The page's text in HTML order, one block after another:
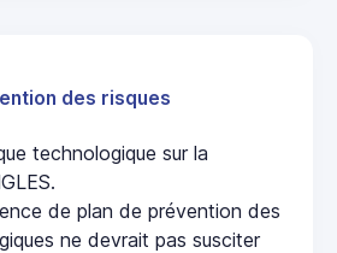
des risques
technologique sur la
de plan de prévention des
ne devrait pas susciter